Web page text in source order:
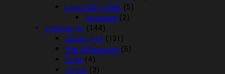
Loppe/flåt midler (5)
Vetocanis (2)
Levende dyr (144)
Akvarie Fisk (131)
Fisk til Havedam (5)
Fugle (4)
Gnaver (3)